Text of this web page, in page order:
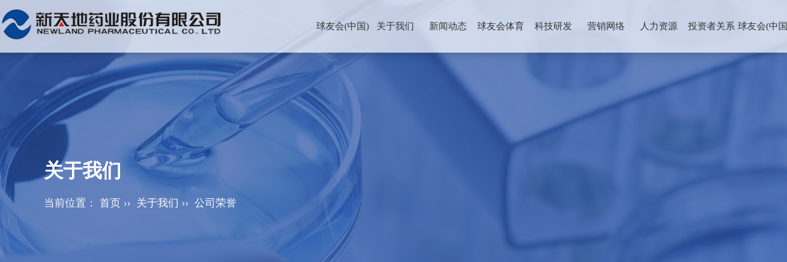
球友会(中国) 关于我们 新闻动态 球友会体育 科技研发 营销网络 人力资源 投资者关系 球友会(中
关于我们
当前位置： 首页 ›› 关于我们 ›› 公司荣誉